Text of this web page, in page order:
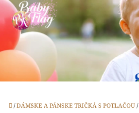
Domov
/DÁMSKE A PÁNSKE TRIČKÁ S POTLAČOU/